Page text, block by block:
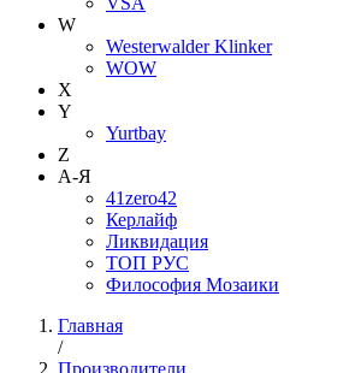
W
Westerwalder Klinker
WOW
X
Y
Yurtbay
Z
А-Я
41zero42
Керлайф
Ликвидация
ТОП РУС
Философия Мозаики
Главная
/
Производители